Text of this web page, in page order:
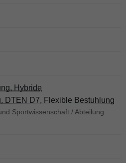
Hybride
DTEN D7, Flexible Bestuhlung
Sportwissenschaft / Abteilung